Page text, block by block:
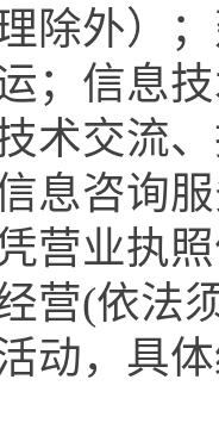
除外）
；信息
术交流
息咨询
营业执
营(依法
动，具